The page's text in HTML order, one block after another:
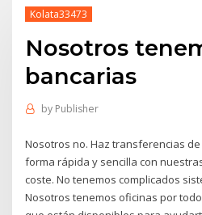
Kolata33473
Nosotros
bancarias
by Publisher
Nosotros no. Haz transferencias
forma rápida y sencilla con
coste. No tenemos complicados
Nosotros tenemos oficinas por